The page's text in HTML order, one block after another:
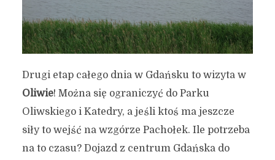
Drugi etap całego dnia w Gdańsku to wizyta w
Oliwie! Można się ograniczyć do Parku
Oliwskiego i Katedry, a jeśli ktoś ma jeszcze
siły to wejść na wzgórze Pachołek. Ile potrzeba
na to czasu? Dojazd z centrum Gdańska do